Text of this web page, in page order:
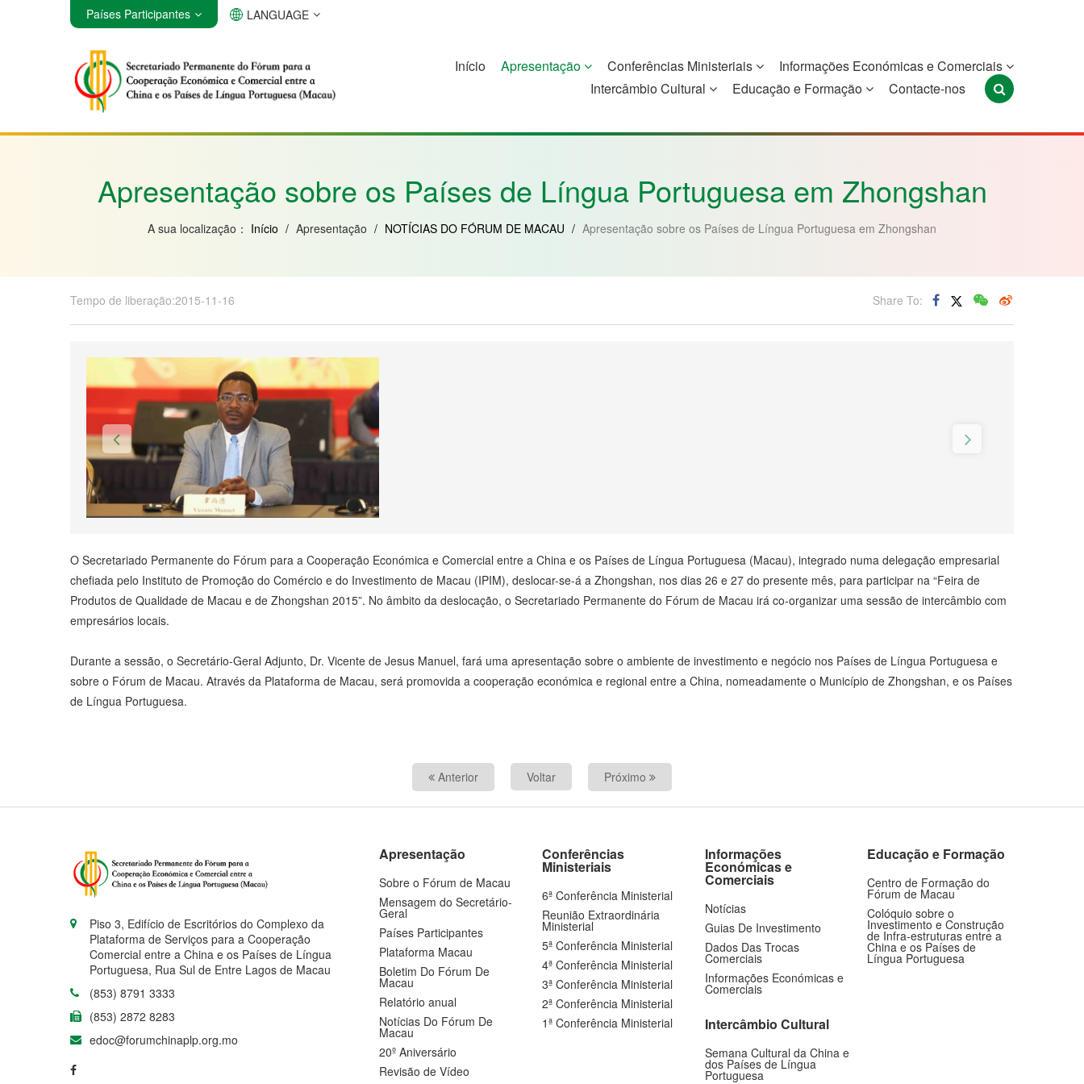
Angola Brasil Cabo Verde Guiné Equatorial Moçambique Portugal
São Tomé e
Timor-Leste
Países Participantes LANGUAGE
Início Apresentação Conferências Ministeriais
Informações Económicas e Comerciais
Intercâmbio Cultural
Educação e Formação Contacte-nos
Apresentação sobre os Países de Língua Portuguesa em Zhongshan
A sua localização： Início / Apresentação / NOTÍCIAS DO FÓRUM DE MACAU / Apresentação sobre os Países de Língua Portuguesa em Zhongshan
Tempo de liberação:2015-11-16 Share To:
O Secretariado Permanente do Fórum para a Cooperação Económica e Comercial entre a China e os Países de Língua Portuguesa (Macau), integrado numa delegação empresarial
chefiada pelo Instituto de Promoção do Comércio e do Investimento de Macau (IPIM), deslocar-se-á a Zhongshan, nos dias 26 e 27 do presente mês, para participar na “Feira de
Produtos de Qualidade de Macau e de Zhongshan 2015”. No âmbito da deslocação, o Secretariado Permanente do Fórum de Macau irá co-organizar uma sessão de intercâmbio com
empresários locais.
Durante a sessão, o Secretário-Geral Adjunto, Dr. Vicente de Jesus Manuel, fará uma apresentação sobre o ambiente de investimento e negócio nos Países de Língua Portuguesa e
sobre o Fórum de Macau. Através da Plataforma de Macau, será promovida a cooperação económica e regional entre a China, nomeadamente o Município de Zhongshan, e os Países
de Língua Portuguesa.
Anterior Voltar Próximo
Piso 3, Edifício de Escritórios do Complexo da
Plataforma de Serviços para a Cooperação
Comercial entre a China e os Países de Língua
Portuguesa, Rua Sul de Entre Lagos de Macau
(853) 8791 3333
(853) 2872 8283
edoc@forumchinaplp.org.mo
Apresentação
Sobre o Fórum de Macau
Mensagem do Secretário-
Geral
Países Participantes
Plataforma Macau
Boletim Do Fórum De
Macau
Relatório anual
Notícias Do Fórum De
Macau
20º Aniversário
Revisão de Vídeo
Conferências
Ministeriais
6ª Conferência Ministerial
Reunião Extraordinária
Ministerial
5ª Conferência Ministerial
4ª Conferência Ministerial
3ª Conferência Ministerial
2ª Conferência Ministerial
1ª Conferência Ministerial
Informações
Económicas e
Comerciais
Notícias
Guias De Investimento
Dados Das Trocas
Comerciais
Informações Económicas e
Comerciais
Intercâmbio Cultural
Semana Cultural da China e
dos Países de Língua
Portuguesa
Educação e Formação
Centro de Formação do
Fórum de Macau
Colóquio sobre o
Investimento e Construção
de Infra-estruturas entre a
China e os Países de
Língua Portuguesa